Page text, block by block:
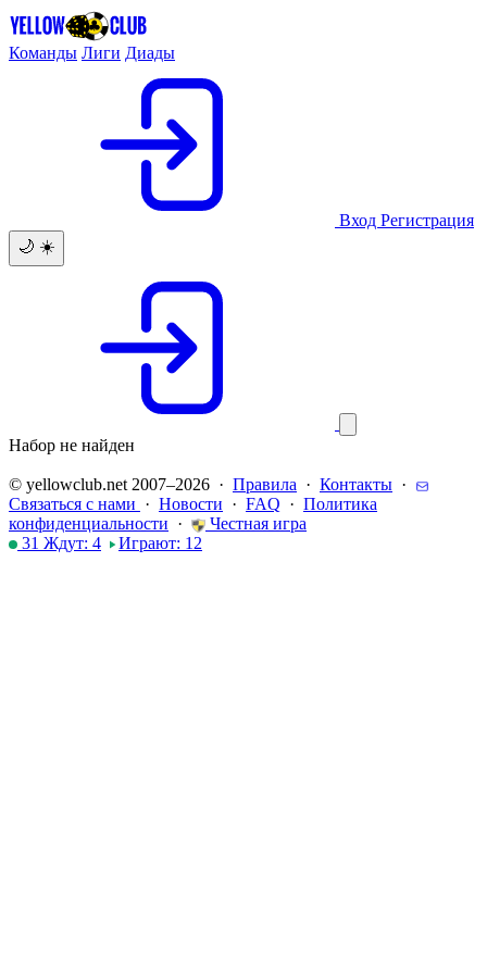
Команды Лиги Диады
Вход Регистрация
🌙 ☀️
Набор не найден
© yellowclub.net 2007–2026 · Правила · Контакты ·
Связаться с нами · Новости · FAQ · Политика
конфиденциальности ·
Честная игра
31 Ждут: 4 Играют: 12